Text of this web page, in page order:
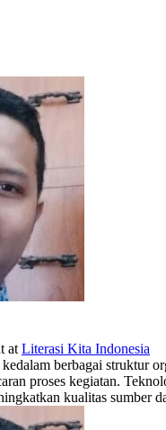
at Literasi Kita Indonesia
berbagai struktur
proses kegiatan.
kualitas sumber